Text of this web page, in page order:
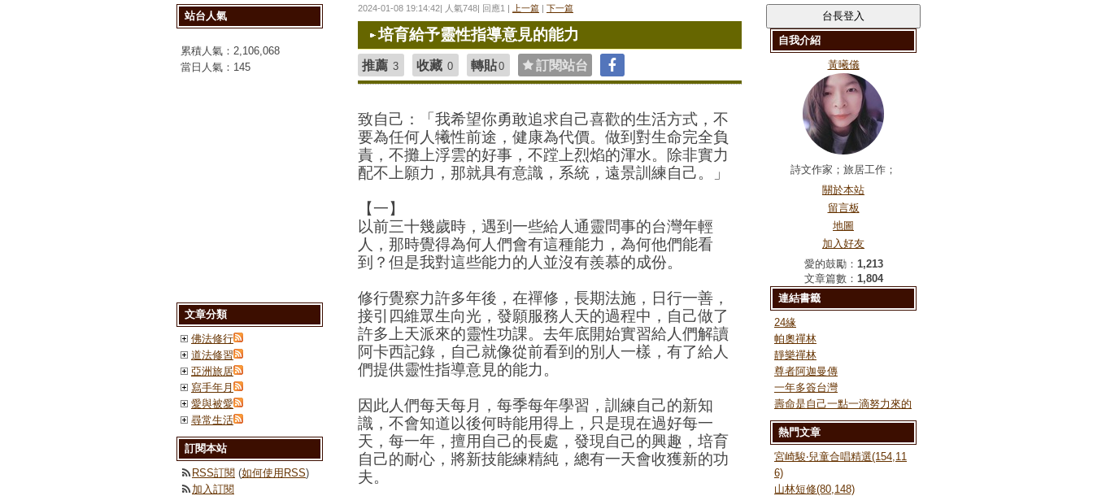
2024-01-08 19:14:42| 人氣748| 回應1 | 上一篇 | 下一篇
培育給予靈性指導意見的能力
推薦 3 收藏 0 轉貼0 訂閱站台
致自己：「我希望你勇敢追求自己喜歡的生活方式，不
要為任何人犧性前途，健康為代價。做到對生命完全負
責，不攤上浮雲的好事，不蹚上烈焰的渾水。除非實力
配不上願力，那就具有意識，系統，遠景訓練自己。」
【一】
以前三十幾歲時，遇到一些給人通靈問事的台灣年輕
人，那時覺得為何人們會有這種能力，為何他們能看
到？但是我對這些能力的人並沒有羨慕的成份。
修行覺察力許多年後，在禪修，長期法施，日行一善，
接引四維眾生向光，發願服務人天的過程中，自己做了
許多上天派來的靈性功課。去年底開始實習給人們解讀
阿卡西記錄，自己就像從前看到的別人一樣，有了給人
們提供靈性指導意見的能力。
因此人們每天每月，每季每年學習，訓練自己的新知
識，不會知道以後何時能用得上，只是現在過好每一
天，每一年，擅用自己的長處，發現自己的興趣，培育
自己的耐心，將新技能練精純，總有一天會收獲新的功
夫。
自我介紹
黃曦儀
詩文作家；旅居工作；
關於本站
留言板
地圖
加入好友
愛的鼓勵： 1,213
文章篇數： 1,804
連結書籤
24緣
帕奧禪林
靜樂禪林
尊者阿迦曼傳
一年多簽台灣
壽命是自己一點一滴努力來的
熱門文章
宮崎駿‧兒童合唱精選(154,11
6)
山林短修(80,148)
站台人氣
累積人氣： 2,106,068
當日人氣： 145
文章分類
佛法修行
道法修習
亞洲旅居
寫手年月
愛與被愛
尋常生活
訂閱本站
RSS訂閱 (如何使用RSS)
加入訂閱